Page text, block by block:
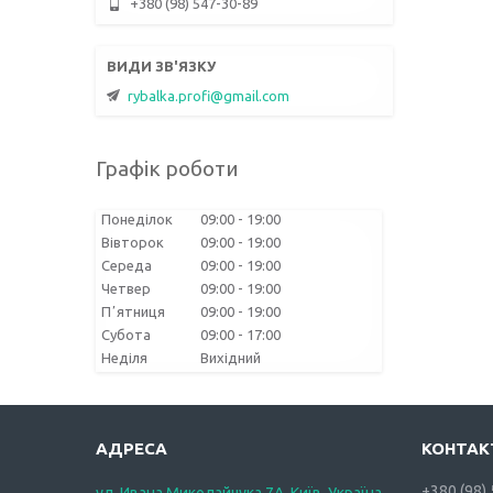
rybalka.profi@gmail.com
Графік роботи
Понеділок 09:00
19:00
Вівторок
09:00
19:00
Середа
09:00
19:00
Четвер
09:00
19:00
Пʼятниця
09:00
19:00
Субота
09:00
17:00
Неділя
Вихідний